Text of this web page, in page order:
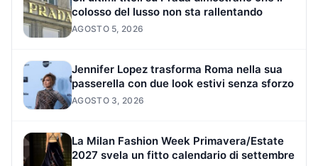
colosso del lusso non sta rallentando
AGOSTO 5, 2026
Jennifer Lopez trasforma Roma nella sua
passerella con due look estivi senza sforzo
AGOSTO 3, 2026
La Milan Fashion Week Primavera/Estate
2027 svela un fitto calendario di settembre